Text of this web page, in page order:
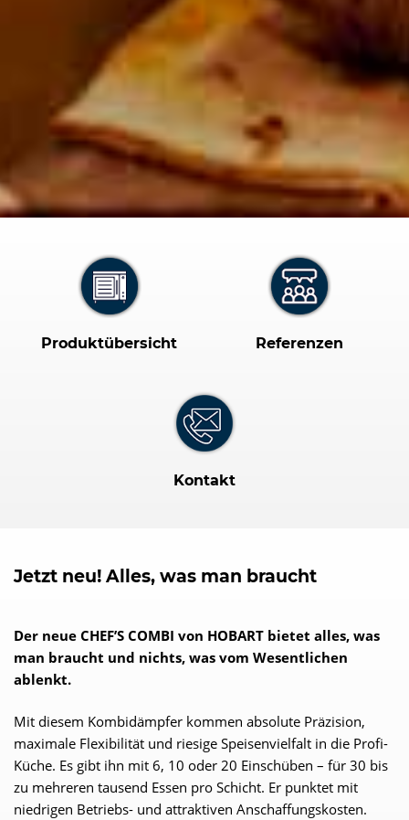
Produktübersicht Referenzen
Kontakt
Jetzt neu! Alles, was man braucht
Der neue CHEF’S COMBI von HOBART bietet alles, was
man braucht und nichts, was vom Wesentlichen
ablenkt.
Mit diesem Kombidämpfer kommen absolute Präzision,
maximale Flexibilität und riesige Speisenvielfalt in die Profi-
Küche. Es gibt ihn mit 6, 10 oder 20 Einschüben – für 30 bis
zu mehreren tausend Essen pro Schicht. Er punktet mit
niedrigen Betriebs- und attraktiven Anschaffungskosten.